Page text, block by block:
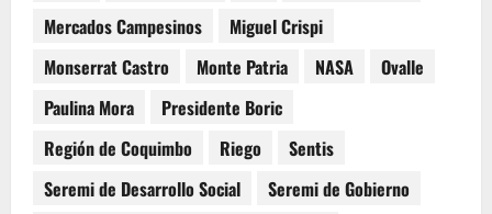
Mercados Campesinos
Miguel Crispi
Monserrat Castro
Monte Patria NASA
Ovalle
Paulina Mora
Presidente Boric
Región de Coquimbo
Riego
Sentis
Seremi de Desarrollo Social
Seremi de Gobierno